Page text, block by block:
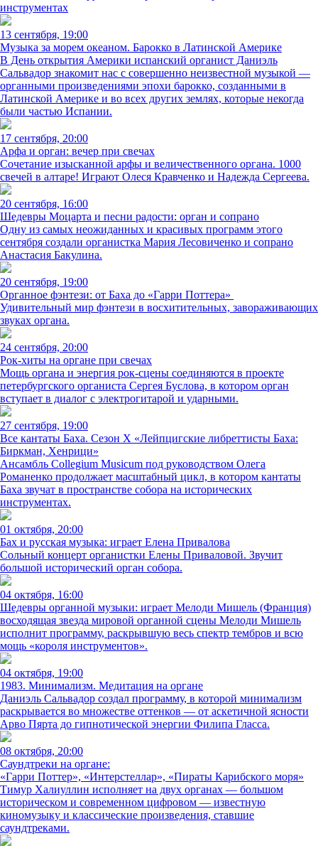
инструментах
13 сентября, 19:00
Музыка за морем океаном. Барокко в Латинской Америке
В День открытия Америки испанский органист Даниэль
Сальвадор знакомит нас с совершенно неизвестной музыкой —
органными произведениями эпохи барокко, созданными в
Латинской Америке и во всех других землях, которые некогда
были частью Испании.
17 сентября, 20:00
Арфа и орган: вечер при свечах
Сочетание изысканной арфы и величественного органа. 1000
свечей в алтаре! Играют Олеся Кравченко и Надежда Сергеева.
20 сентября, 16:00
Шедевры Моцарта и песни радости: орган и сопрано
Одну из самых неожиданных и красивых программ этого
сентября создали органистка Мария Лесовиченко и сопрано
Анастасия Бакулина.
20 сентября, 19:00
Органное фэнтези: от Баха до «Гарри Поттера»
Удивительный мир фэнтези в восхитительных, завораживающих
звуках органа.
24 сентября, 20:00
Рок-хиты на органе при свечах
Мощь органа и энергия рок-сцены соединяются в проекте
петербургского органиста Сергея Буслова, в котором орган
вступает в диалог с электрогитарой и ударными.
27 сентября, 19:00
Все кантаты Баха. Сезон X «Лейпцигские либреттисты Баха:
Биркман, Хенрици»
Ансамбль Collegium Musicum под руководством Олега
Романенко продолжает масштабный цикл, в котором кантаты
Баха звучат в пространстве собора на исторических
инструментах.
01 октября, 20:00
Бах и русская музыка: играет Елена Привалова
Сольный концерт органистки Елены Приваловой. Звучит
большой исторический орган собора.
04 октября, 16:00
Шедевры органной музыки: играет Мелоди Мишель (Франция)
восходящая звезда мировой органной сцены Мелоди Мишель
исполнит программу, раскрывшую весь спектр тембров и всю
мощь «короля инструментов».
04 октября, 19:00
1983. Минимализм. Медитация на органе
Даниэль Сальвадор создал программу, в которой минимализм
раскрывается во множестве оттенков — от аскетичной ясности
Арво Пярта до гипнотической энергии Филипа Гласса.
08 октября, 20:00
Саундтреки на органе:
«Гарри Поттер», «Интерстеллар», «Пираты Карибского моря»
Тимур Халиуллин исполняет на двух органах — большом
историческом и современном цифровом — известную
киномузыку и классические произведения, ставшие
саундтреками.